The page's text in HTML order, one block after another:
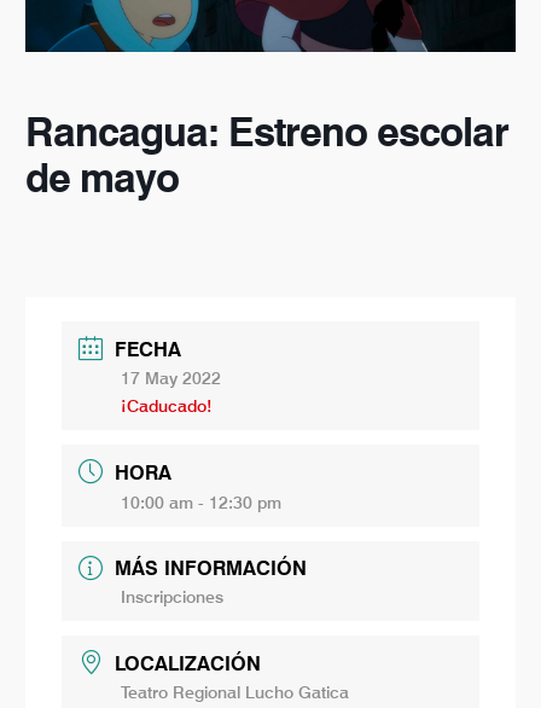
Rancagua: Estreno escolar
de mayo
FECHA
17 May 2022
¡Caducado!
HORA
10:00 am - 12:30 pm
MÁS INFORMACIÓN
Inscripciones
LOCALIZACIÓN
Teatro Regional Lucho Gatica